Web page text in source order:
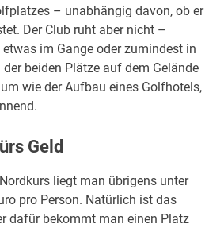
– unabhängig davon, ob er
Der Club ruht aber nicht –
im Gange oder zumindest in
beiden Plätze auf dem Gelände
wie der Aufbau eines Golfhotels,
Geld
liegt man übrigens unter
pro Person. Natürlich ist das
dafür bekommt man einen Platz